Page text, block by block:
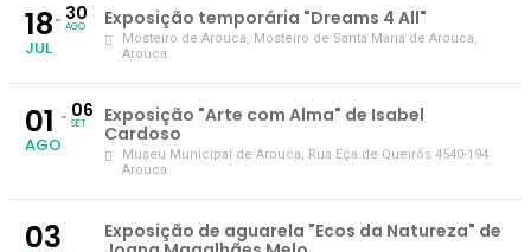
18
JUL
30
AGO Exposição temporária "Dreams 4 All"
Mosteiro de Arouca, Mosteiro de Santa Maria de Arouca,
Arouca
01
AGO
06
SET
Exposição "Arte com Alma" de Isabel
Cardoso
Museu Municipal de Arouca, Rua Eça de Queirós 4540-194
Arouca
03
Exposição de aguarela "Ecos da Natureza" de